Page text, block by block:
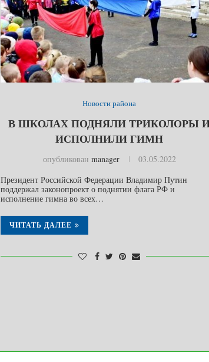
Новости района
В ШКОЛАХ ПОДНЯЛИ ТРИКОЛОРЫ
ИСПОЛНИЛИ ГИМН
опубликован manager
03.05.2022
Президент Российской Федерации Владимир Путин
поддержал законопроект о поднятии флага РФ и
исполнение гимна во всех…
ЧИТАТЬ ДАЛЕЕ